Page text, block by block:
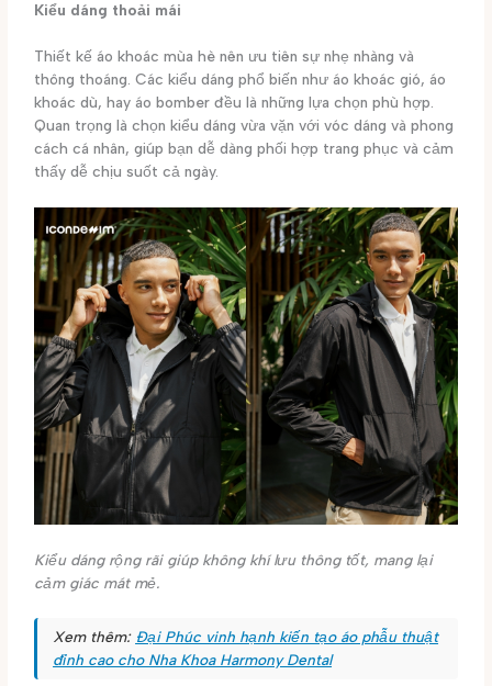
Kiểu dáng thoải mái
Thiết kế áo khoác mùa hè nên ưu tiên sự nhẹ nhàng và
thông thoáng. Các kiểu dáng phổ biến như áo khoác gió, áo
khoác dù, hay áo bomber đều là những lựa chọn phù hợp.
Quan trọng là chọn kiểu dáng vừa vặn với vóc dáng và phong
cách cá nhân, giúp bạn dễ dàng phối hợp trang phục và cảm
thấy dễ chịu suốt cả ngày.
Kiểu dáng rộng rãi giúp không khí lưu thông tốt, mang lại
cảm giác mát mẻ.
Xem thêm: Đại Phúc vinh hạnh kiến tạo áo phẫu thuật
đỉnh cao cho Nha Khoa Harmony Dental